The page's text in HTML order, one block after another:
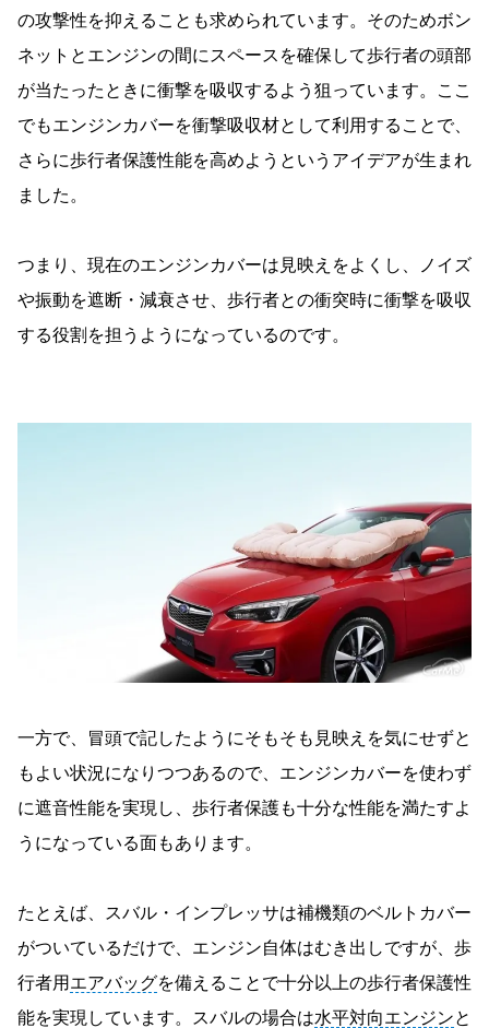
の攻撃性を抑えることも求められています。そのためボン
ネットとエンジンの間にスペースを確保して歩行者の頭部
が当たったときに衝撃を吸収するよう狙っています。ここ
でもエンジンカバーを衝撃吸収材として利用することで、
さらに歩行者保護性能を高めようというアイデアが生まれ
ました。
つまり、現在のエンジンカバーは見映えをよくし、ノイズ
や振動を遮断・減衰させ、歩行者との衝突時に衝撃を吸収
する役割を担うようになっているのです。
一方で、冒頭で記したようにそもそも見映えを気にせずと
もよい状況になりつつあるので、エンジンカバーを使わず
に遮音性能を実現し、歩行者保護も十分な性能を満たすよ
うになっている面もあります。
たとえば、スバル・インプレッサは補機類のベルトカバー
がついているだけで、エンジン自体はむき出しですが、歩
行者用 エアバッグを備えることで十分以上の歩行者保護性
能を実現しています。スバルの場合は水平対向エンジンと